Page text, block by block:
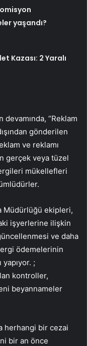
yaşandı?
Kazası: 2 Yaralı
devamında, “Reklam
gönderilen
ve reklamı
gerçek veya tüzel
mükellefleri
Müdürlüğü ekipleri,
işyerlerine ilişkin
ve daha
ödemelerinin
yapıyor. ;
kontroller,
beyannameler
herhangi bir cezai
bir an önce